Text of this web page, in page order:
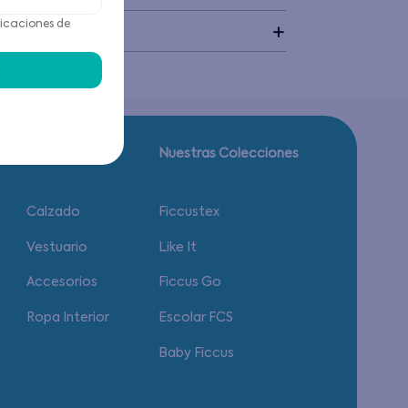
Calzado
Vestuario
Accesorios
Ropa Interior
Nuestras Colecciones
Ficcustex
Like It
Ficcus Go
Escolar FCS
Baby Ficcus
de